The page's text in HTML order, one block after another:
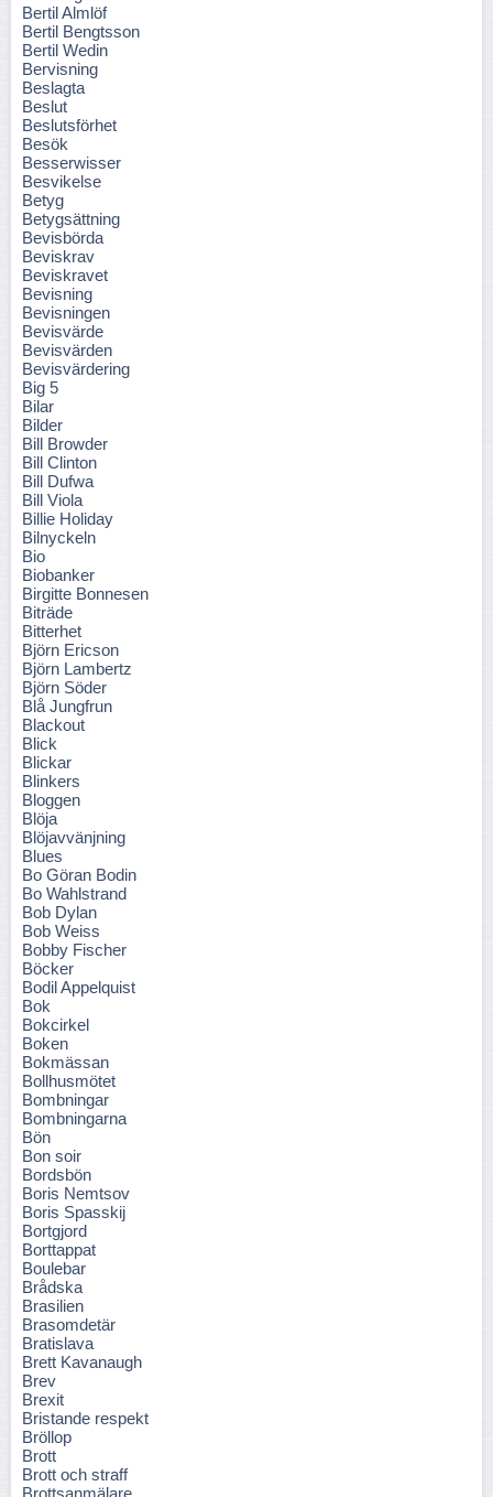
Bertil Almlöf
Bertil Bengtsson
Bertil Wedin
Bervisning
Beslagta
Beslut
Beslutsförhet
Besök
Besserwisser
Besvikelse
Betyg
Betygsättning
Bevisbörda
Beviskrav
Beviskravet
Bevisning
Bevisningen
Bevisvärde
Bevisvärden
Bevisvärdering
Big 5
Bilar
Bilder
Bill Browder
Bill Clinton
Bill Dufwa
Bill Viola
Billie Holiday
Bilnyckeln
Bio
Biobanker
Birgitte Bonnesen
Biträde
Bitterhet
Björn Ericson
Björn Lambertz
Björn Söder
Blå Jungfrun
Blackout
Blick
Blickar
Blinkers
Bloggen
Blöja
Blöjavvänjning
Blues
Bo Göran Bodin
Bo Wahlstrand
Bob Dylan
Bob Weiss
Bobby Fischer
Böcker
Bodil Appelquist
Bok
Bokcirkel
Boken
Bokmässan
Bollhusmötet
Bombningar
Bombningarna
Bön
Bon soir
Bordsbön
Boris Nemtsov
Boris Spasskij
Bortgjord
Borttappat
Boulebar
Brådska
Brasilien
Brasomdetär
Bratislava
Brett Kavanaugh
Brev
Brexit
Bristande respekt
Bröllop
Brott
Brott och straff
Brottsanmälare